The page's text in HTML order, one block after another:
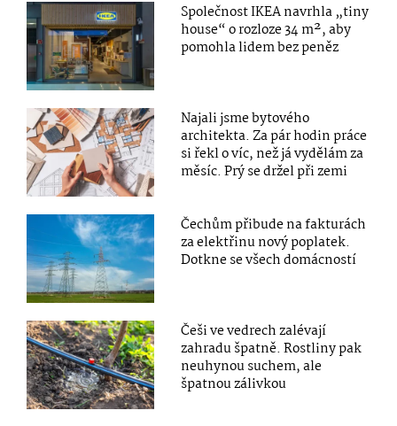
Společnost IKEA navrhla „tiny
house“ o rozloze 34 m², aby
pomohla lidem bez peněz
Najali jsme bytového
architekta. Za pár hodin práce
si řekl o víc, než já vydělám za
měsíc. Prý se držel při zemi
Čechům přibude na fakturách
za elektřinu nový poplatek.
Dotkne se všech domácností
Češi ve vedrech zalévají
zahradu špatně. Rostliny pak
neuhynou suchem, ale
špatnou zálivkou